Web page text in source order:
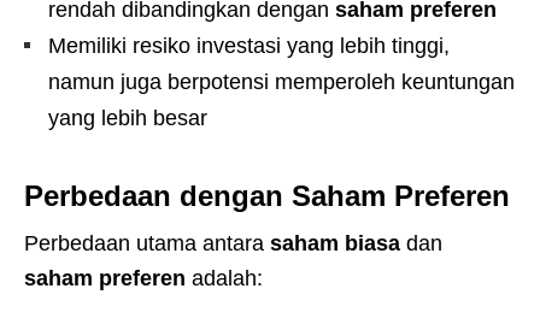
rendah dibandingkan dengan saham preferen
Memiliki resiko investasi yang lebih tinggi,
namun juga berpotensi memperoleh keuntungan
yang lebih besar
Perbedaan dengan Saham Preferen
Perbedaan utama antara saham biasa dan
saham preferen adalah: